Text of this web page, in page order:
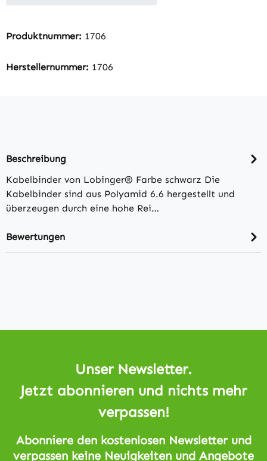
Produktnummer: 1706
Herstellernummer: 1706
Beschreibung
Kabelbinder von Lobinger® Farbe schwarz Die
Kabelbinder sind aus Polyamid 6.6 hergestellt und
überzeugen durch eine hohe Rei…
Bewertungen
Unser Newsletter.
Jetzt abonnieren und nichts mehr
verpassen!
Abonniere den kostenlosen Newsletter und
verpassen keine Neuigkeiten und Angebote